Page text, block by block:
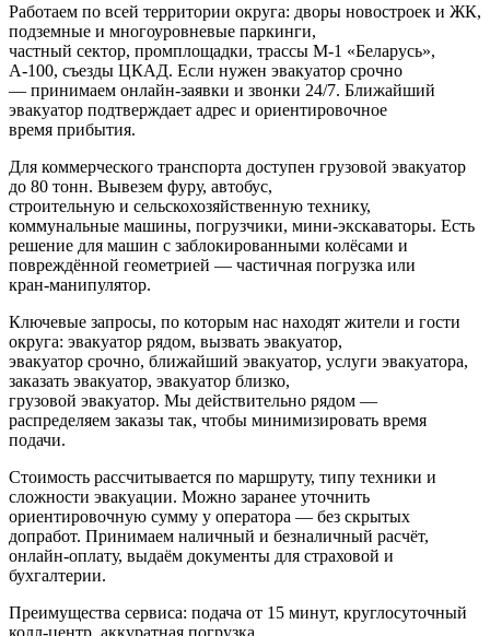
Работаем по всей территории округа: дворы новостроек и ЖК,
подземные и многоуровневые паркинги,
частный сектор, промплощадки, трассы М‑1 «Беларусь»,
А‑100, съезды ЦКАД. Если нужен эвакуатор срочно
— принимаем онлайн-заявки и звонки 24/7. Ближайший
эвакуатор подтверждает адрес и ориентировочное
время прибытия.
Для коммерческого транспорта доступен грузовой эвакуатор
до 80 тонн. Вывезем фуру, автобус,
строительную и сельскохозяйственную технику,
коммунальные машины, погрузчики, мини-экскаваторы. Есть
решение для машин с заблокированными колёсами и
повреждённой геометрией — частичная погрузка или
кран-манипулятор.
Ключевые запросы, по которым нас находят жители и гости
округа: эвакуатор рядом, вызвать эвакуатор,
эвакуатор срочно, ближайший эвакуатор, услуги эвакуатора,
заказать эвакуатор, эвакуатор близко,
грузовой эвакуатор. Мы действительно рядом —
распределяем заказы так, чтобы минимизировать время
подачи.
Стоимость рассчитывается по маршруту, типу техники и
сложности эвакуации. Можно заранее уточнить
ориентировочную сумму у оператора — без скрытых
допработ. Принимаем наличный и безналичный расчёт,
онлайн-оплату, выдаём документы для страховой и
бухгалтерии.
Преимущества сервиса: подача от 15 минут, круглосуточный
колл‑центр, аккуратная погрузка,